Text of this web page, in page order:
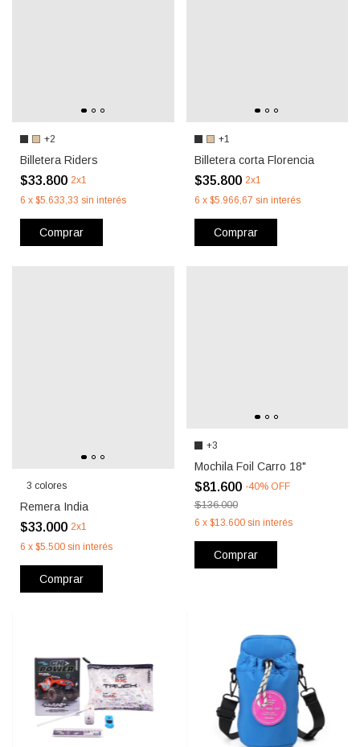
+2
Billetera Riders
$33.800 2x1
6 x $5.633,33 sin interés
Comprar
+1
Billetera corta Florencia
$35.800 2x1
6 x $5.966,67 sin interés
Comprar
3 colores
Remera India
$33.000 2x1
6 x $5.500 sin interés
Comprar
+3
Mochila Foil Carro 18"
$81.600 -40% OFF
$136.000
6 x $13.600 sin interés
Comprar